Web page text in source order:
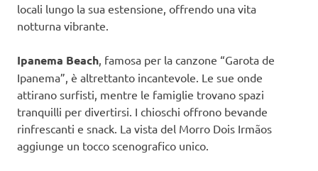
locali lungo la sua estensione, offrendo una vita
notturna vibrante.
Ipanema Beach , famosa per la canzone “Garota de
Ipanema”, è altrettanto incantevole. Le sue onde
attirano surfisti, mentre le famiglie trovano spazi
tranquilli per divertirsi. I chioschi offrono bevande
rinfrescanti e snack. La vista del Morro Dois Irmãos
aggiunge un tocco scenografico unico.